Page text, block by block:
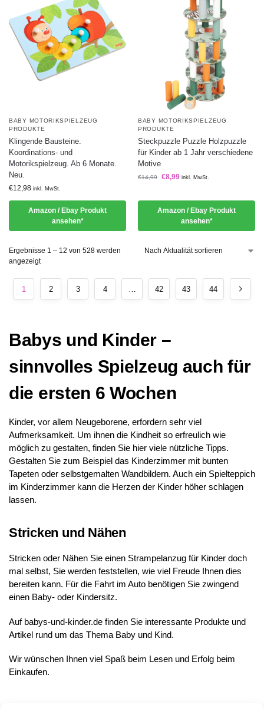
BABY MOTORIKSPIELZEUG
PRODUKTE
Klingende Bausteine.
Koordinations- und
Motorikspielzeug. Ab 6 Monate.
Neu.
€12,98 inkl. MwSt.
Amazon / Ebay Produkt
ansehen*
BABY MOTORIKSPIELZEUG
PRODUKTE
Steckpuzzle Puzzle Holzpuzzle
für Kinder ab 1 Jahr verschiedene
Motive
€14,99 €8,99 inkl. MwSt.
Amazon / Ebay Produkt
ansehen*
Ergebnisse 1 – 12 von 528 werden
angezeigt
1 2 3 4 … 42 43 44
Babys und Kinder –
sinnvolles Spielzeug auch für
die ersten 6 Wochen
Kinder, vor allem Neugeborene, erfordern sehr viel
Aufmerksamkeit. Um ihnen die Kindheit so erfreulich wie
möglich zu gestalten, finden Sie hier viele nützliche Tipps.
Gestalten Sie zum Beispiel das Kinderzimmer mit bunten
Tapeten oder selbstgemalten Wandbildern. Auch ein Spielteppich
im Kinderzimmer kann die Herzen der Kinder höher schlagen
lassen.
Stricken und Nähen
Stricken oder Nähen Sie einen Strampelanzug für Kinder doch
mal selbst, Sie werden feststellen, wie viel Freude Ihnen dies
bereiten kann. Für die Fahrt im Auto benötigen Sie zwingend
einen Baby- oder Kindersitz.
Auf babys-und-kinder.de finden Sie interessante Produkte und
Artikel rund um das Thema Baby und Kind.
Wir wünschen Ihnen viel Spaß beim Lesen und Erfolg beim
Einkaufen.